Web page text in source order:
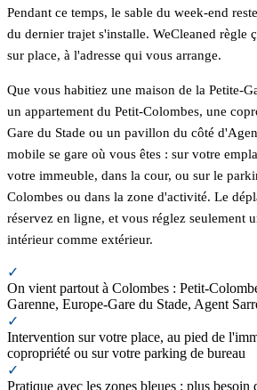
Pendant ce temps, le sable du week-end
du dernier trajet s'installe. WeCleaned règle
sur place, à l'adresse qui vous arrange.
Que vous habitiez une maison de la Petite-
un appartement du Petit-Colombes, une
Gare du Stade ou un pavillon du côté
mobile se gare où vous êtes : sur votre
votre immeuble, dans la cour, ou sur le
Colombes ou dans la zone d'activité. Le
réservez en ligne, et vous réglez seulement
intérieur comme extérieur.
✓
On vient partout à Colombes : Petit-
Garenne, Europe-Gare du Stade, Agent
✓
Intervention sur votre place, au pied de
copropriété ou sur votre parking de bureau
✓
Pratique avec les zones bleues : plus besoin